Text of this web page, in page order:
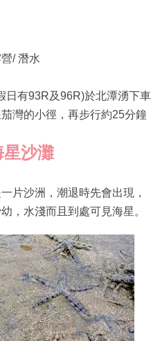
/ 潛水
日有93R及96R)於北潭湧下車
灣的小徑，再步行約25分鐘
沙灘
片沙洲，潮退時先會出現，
，水淺而且到處可見海星。